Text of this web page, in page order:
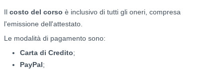
Il costo del corso è inclusivo di tutti gli oneri, compresa
l'emissione dell'attestato.
Le modalità di pagamento sono:
Carta di Credito;
PayPal;